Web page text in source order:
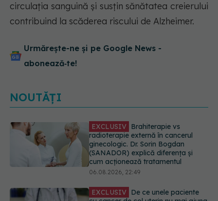
circulația sanguină și susțin sănătatea creierului
contribuind la scăderea riscului de Alzheimer.
Urmărește-ne și pe Google News -
abonează‑te!
NOUTĂȚI
EXCLUSIV De ce unele paciente
cu cancer de col uterin nu mai ajung
la operație. Dr. Sorin Bogdan
(SANADOR): Intervenția
chirurgicală, doar în situații
particulare
06.08.2026, 20:45